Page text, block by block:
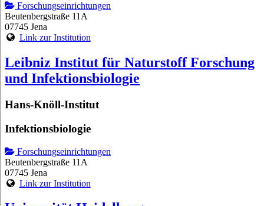
Forschungseinrichtungen
Beutenbergstraße 11A
07745 Jena
Link zur Institution
Leibniz Institut für Naturstoff Forschung
und Infektionsbiologie
Hans-Knöll-Institut
Infektionsbiologie
Forschungseinrichtungen
Beutenbergstraße 11A
07745 Jena
Link zur Institution